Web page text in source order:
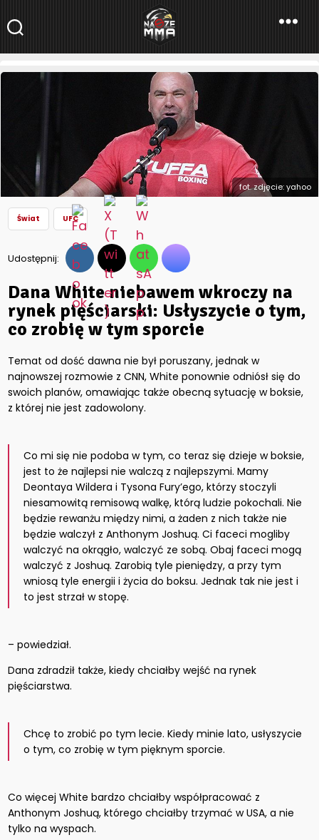
NaszeMMA
NaszeMMA.pl»Aktualności»Świat»UFC»Dana White niebawem
wkroczy na rynek pięściarski: Usłyszycie o tym, co zrobię w
fot. zdjęcie: yahoo
Świat UFC
Udostępnij:
Dana White niebawem wkroczy na
rynek pięściarski: Usłyszycie o tym,
co zrobię w tym sporcie
Temat od dość dawna nie był poruszany, jednak w
najnowszej rozmowie z CNN, White ponownie odniósł się do
swoich planów, omawiając także obecną sytuację w boksie,
z której nie jest zadowolony.
Co mi się nie podoba w tym, co teraz się dzieje w boksie,
jest to że najlepsi nie walczą z najlepszymi. Mamy
Deontaya Wildera i Tysona Fury’ego, którzy stoczyli
niesamowitą remisową walkę, którą ludzie pokochali. Nie
będzie rewanżu między nimi, a żaden z nich także nie
będzie walczył z Anthonym Joshuą. Ci faceci mogliby
walczyć na okrągło, walczyć ze sobą. Obaj faceci mogą
walczyć z Joshuą. Zarobią tyle pieniędzy, a przy tym
wniosą tyle energii i życia do boksu. Jednak tak nie jest i
to jest strzał w stopę.
– powiedział.
Dana zdradził także, kiedy chciałby wejść na rynek
pięściarstwa.
Chcę to zrobić po tym lecie. Kiedy minie lato, usłyszycie
o tym, co zrobię w tym pięknym sporcie.
Co więcej White bardzo chciałby współpracować z
Anthonym Joshuą, którego chciałby trzymać w USA, a nie
tylko na wyspach.